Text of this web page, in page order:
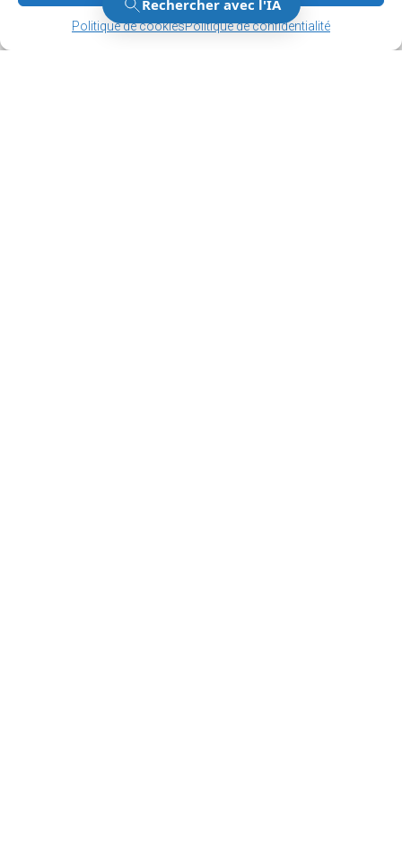
Politique de cookiesPolitique de confidentialité
Gérer le consentement
Gérer le consentement